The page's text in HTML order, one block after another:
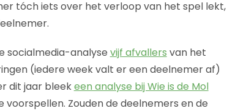
tóch iets over het verloop van het spel lekt,
socialmedia-analyse vijf afvallers van het
(iedere week valt er een deelnemer af)
dit jaar bleekeen analyse bij Wie is de Mol
Zouden de deelnemers en de